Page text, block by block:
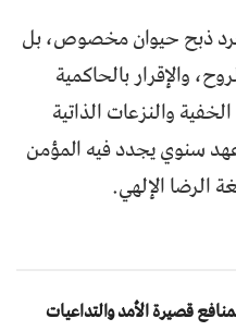
ذبح حيوان مخصوص، بل
والإقرار بالحاكمية
والنزعات الذاتية
سنوي يجدد فيه المؤمن
الرضا الإلهي.
قصيرة الأمد والتداعيات